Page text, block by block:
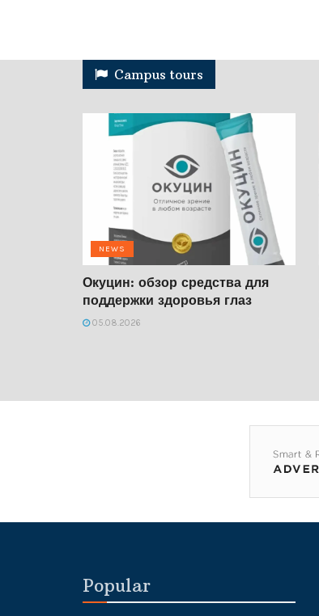
Campus tours
NEWS
Окуцин: обзор средства для
поддержки здоровья глаз
05.08.2026
Popular